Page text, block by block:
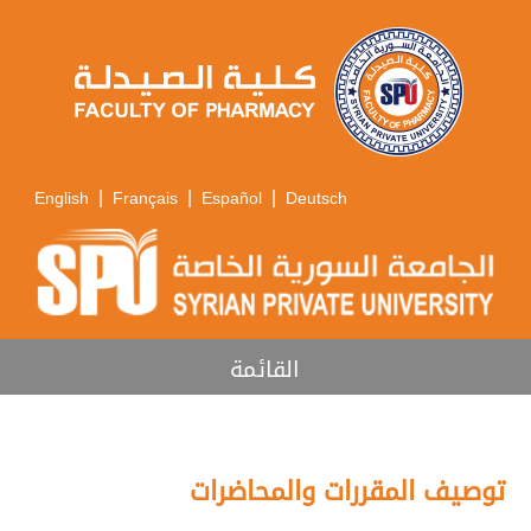
English | Français | Español | Deutsch
القائمة
توصيف المقررات والمحاضرات